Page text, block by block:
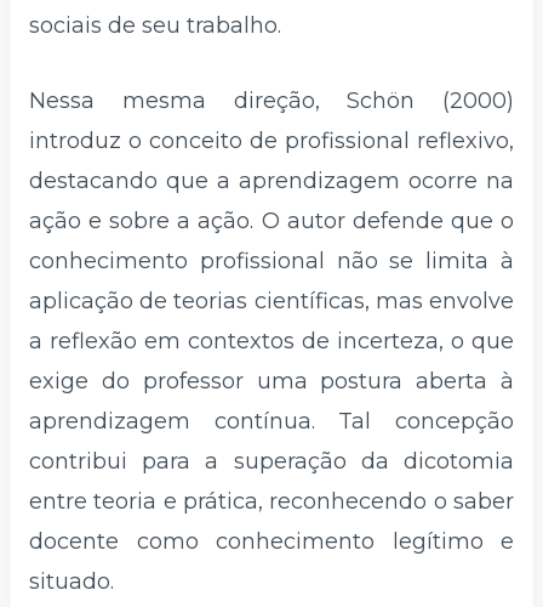
sociais de seu trabalho.
Nessa mesma direção, Schön (2000)
introduz o conceito de profissional reflexivo,
destacando que a aprendizagem ocorre na
ação e sobre a ação. O autor defende que o
conhecimento profissional não se limita à
aplicação de teorias científicas, mas envolve
a reflexão em contextos de incerteza, o que
exige do professor uma postura aberta à
aprendizagem contínua. Tal concepção
contribui para a superação da dicotomia
entre teoria e prática, reconhecendo o saber
docente como conhecimento legítimo e
situado.